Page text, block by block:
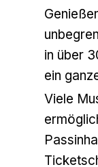
in über
ein
Viele